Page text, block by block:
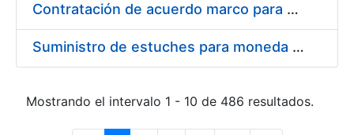
Contratación de acuerdo marco para el Suministro de Material de Electricidad para la Fábrica Nacional de Moneda y Timbre-Real Casa de la Moneda en su centro de trabajo de Burgos
Suministro de estuches para moneda de 30 €
Mostrando el intervalo 1 - 10 de 486 resultados.